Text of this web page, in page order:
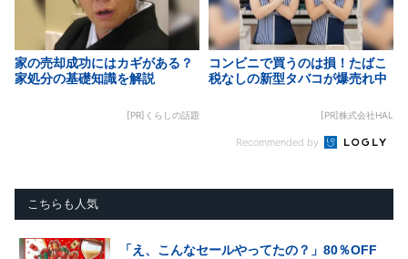
家の売却成功にはカギがある？
家処分の基礎知識を解説
[PR]くらしの話題
コンビニで買うのは損！たばこ
税なしの新型タバコが爆売れ中
[PR]株式会社HAL
Recommended by
こちらも人気
「え、こんなセールやってたの？」80％OFF